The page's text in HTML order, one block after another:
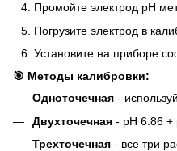
Промойте электрод pH
Погрузите электрод в
Установите на приборе
🎯 Методы калибровки:
Одноточечная -
Двухточечная - pH 6.86 +
Трехточечная - все три